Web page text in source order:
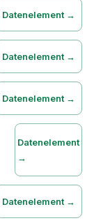
Datenelement →
Datenelement →
Datenelement →
Datenelement
→
Datenelement →